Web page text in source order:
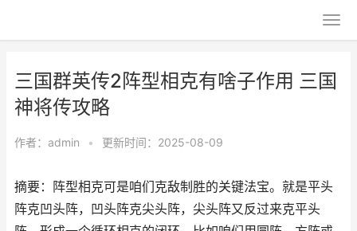
三国群英传2阵型相克有啥子作用 三国
神将传攻略
作者： admin • 更新时间：2025-08-09
摘要：阵型相克可是咱们克敌制胜的关键法宝。就是平头
阵克凹头阵，凹头阵克尖头阵，尖头阵又反过来克平头